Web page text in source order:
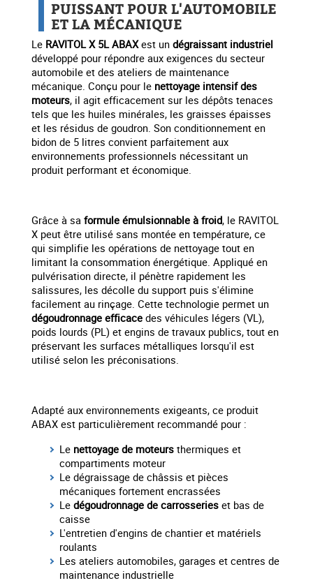
PUISSANT POUR L'AUTOMOBILE
ET LA MÉCANIQUE
Le RAVITOL X 5L ABAXest un dégraissant industriel
développé pour répondre aux exigences du secteur
automobile et des ateliers de maintenance
mécanique. Conçu pour le nettoyage intensif des
moteurs, il agit efficacement sur les dépôts tenaces
tels que les huiles minérales, les graisses épaisses
et les résidus de goudron. Son conditionnement en
bidon de 5 litres convient parfaitement aux
environnements professionnels nécessitant un
produit performant et économique.
Grâce à sa formule émulsionnable à froid, le RAVITOL
X peut être utilisé sans montée en température, ce
qui simplifie les opérations de nettoyage tout en
limitant la consommation énergétique. Appliqué en
pulvérisation directe, il pénètre rapidement les
salissures, les décolle du support puis s'élimine
facilement au rinçage. Cette technologie permet un
dégoudronnage efficace des véhicules légers (VL),
poids lourds (PL) et engins de travaux publics, tout en
préservant les surfaces métalliques lorsqu'il est
utilisé selon les préconisations.
Adapté aux environnements exigeants, ce produit
ABAX est particulièrement recommandé pour :
Le nettoyage de moteurs thermiques et
compartiments moteur
Le dégraissage de châssis et pièces
mécaniques fortement encrassées
Le dégoudronnage de carrosseries et bas de
caisse
L'entretien d'engins de chantier et matériels
roulants
Les ateliers automobiles, garages et centres de
maintenance industrielle